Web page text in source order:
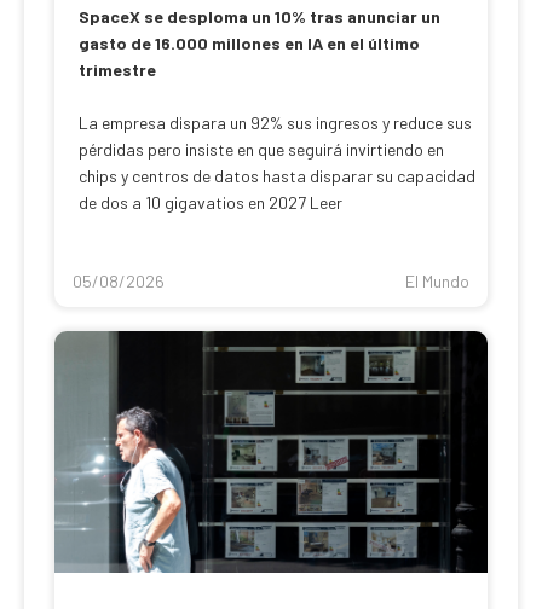
SpaceX se desploma un 10% tras anunciar un
gasto de 16.000 millones en IA en el último
trimestre
La empresa dispara un 92% sus ingresos y reduce sus
pérdidas pero insiste en que seguirá invirtiendo en
chips y centros de datos hasta disparar su capacidad
de dos a 10 gigavatios en 2027 Leer
05/08/2026 El Mundo